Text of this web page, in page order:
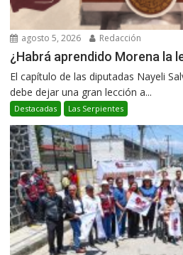
agosto 5, 2026 Redacción
¿Habrá aprendido Morena la
El capítulo de las diputadas Nayeli
debe dejar una gran lección a...
Destacadas Las Serpientes